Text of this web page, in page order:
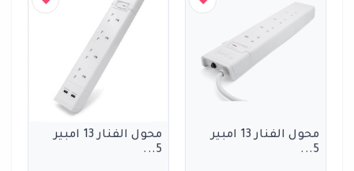
محول الفنار 13 امبير
5...
محول الفنار 13 امبير
5...